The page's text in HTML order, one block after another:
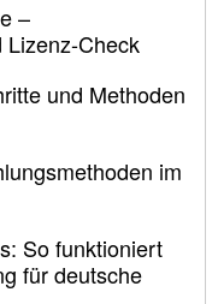
–
und Methoden
im
So funktioniert
für deutsche